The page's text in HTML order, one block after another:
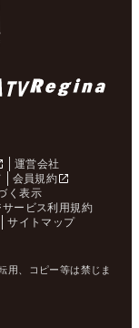
運営会社
会員規約
く表示
サービス利用規約
サイトマップ
用、コピー等は禁じま